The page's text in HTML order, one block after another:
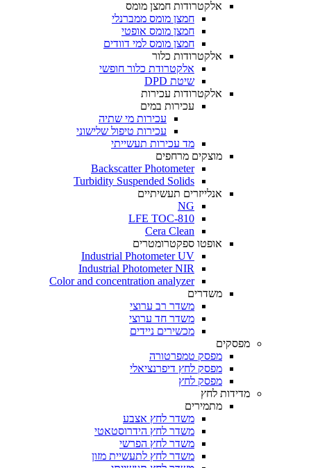
אלקטרודות חמצן מומס
חמצן מומס ממברנלי
חמצן מומס אופטי
חמצן מומס למי דוודים
אלקטרודות כלור
אלקטרודת כלור חופשי
שיטת DPD
אלקטרודות עכירות
עכירות במים
עכירות מי שתיה
עכירות טיפול שלישוני
מד עכירות תעשייתי
מוצקים מרחפים
Backscatter Photometer
Turbidity Suspended Solids
אנלייזרים תעשיתיים
NG
LFE TOC-810
Cera Clean​
אופטו ספקטרומטרים
Industrial Photometer UV
Industrial Photometer NIR
Color and concentration analyzer
משדרים
משדר רב ערוצי
משדר חד ערוצי
מכשירים ניידים
מפסקים
מפסק טמפרטורה
מפסק לחץ דיפרנציאלי
מפסק לחץ
מדידות לחץ
מתמירים
משדר לחץ אצבע
משדר לחץ הידרוסטאטי
משדר לחץ הפרשי
משדר לחץ לתעשיית מזון